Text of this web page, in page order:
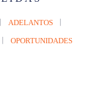
ADELANTOS
OPORTUNIDADES